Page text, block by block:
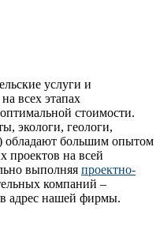
услуги и
всех этапах
стоимости.
экологи, геологи,
обладают большим опытом
на всей
выполняя проектно-
компаний –
адрес нашей фирмы.